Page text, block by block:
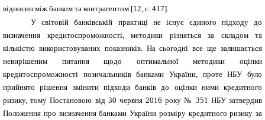
відносин між банком та контрагентом [12, с. 417].
У світовій банківській практиці не існує єдиного підходу до
визначення кредитоспроможності, методики різняться за складом та
кількістю використовуваних показників. На сьогодні все ще залишається
невирішеним питання щодо оптимальної методики оцінки
кредитоспроможності позичальників банками України, проте НБУ було
прийнято рішення змінити підходи банків до оцінки ними кредитного
ризику, тому Постановою від 30 червня 2016 року № 351 НБУ затвердив
Положення про визначення банками України розміру кредитного ризику за